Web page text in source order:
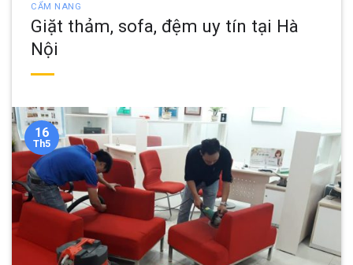
CẨM NANG
Giặt thảm, sofa, đệm uy tín tại Hà
Nội
16
Th5